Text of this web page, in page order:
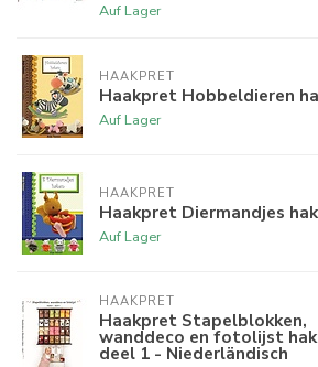
Auf Lager
HAAKPRET
Haakpret Hobbeldieren
Auf Lager
HAAKPRET
Haakpret Diermandjes
Auf Lager
HAAKPRET
Haakpret Stapelblokken,
wanddeco en fotolijst
deel 1 - Niederländisch